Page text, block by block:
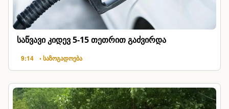
საწვავი კიდევ 5-15 თეთრით გაძვირდა
9:14 • საზოგადოება